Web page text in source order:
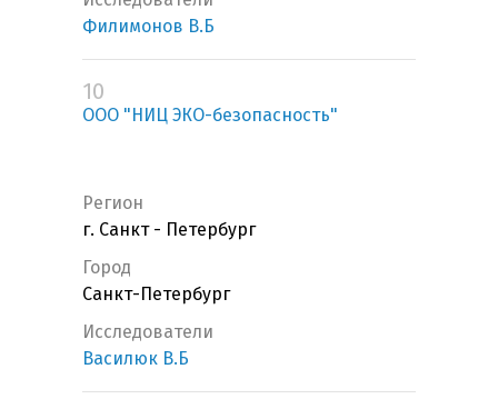
Филимонов В.Б
10
ООО "НИЦ ЭКО-безопасность"
Регион
г. Санкт - Петербург
Город
Санкт-Петербург
Исследователи
Василюк В.Б